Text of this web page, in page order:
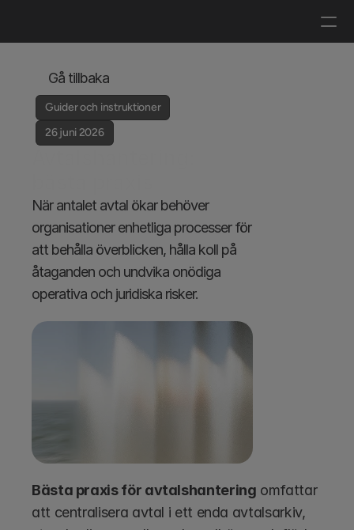
Gå tillbaka
Guider och instruktioner
26 juni 2026
När antalet avtal ökar behöver
organisationer enhetliga processer för
att behålla överblicken, hålla koll på
åtaganden och undvika onödiga
operativa och juridiska risker.
Bästa praxis för avtalshantering omfattar
att centralisera avtal i ett enda avtalsarkiv,